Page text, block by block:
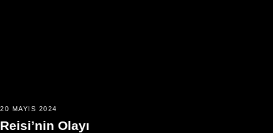
20 MAYIS 2024
Reisi’nin Olayı